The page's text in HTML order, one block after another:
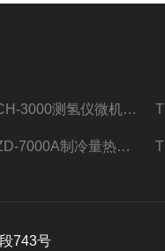
TKCH-3000测氢仪微机氢元素测定煤质检测
TKZD-7000A制冷量热仪自动升降热值仪煤质检测
743号